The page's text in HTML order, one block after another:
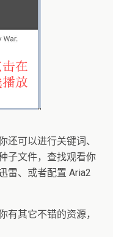
还可以进行关键词、
子文件，查找观看你
雷、或者配置 Aria2
有其它不错的资源，